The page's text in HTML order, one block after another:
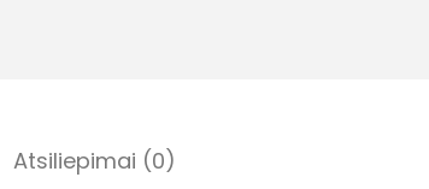
Atsiliepimai (0)